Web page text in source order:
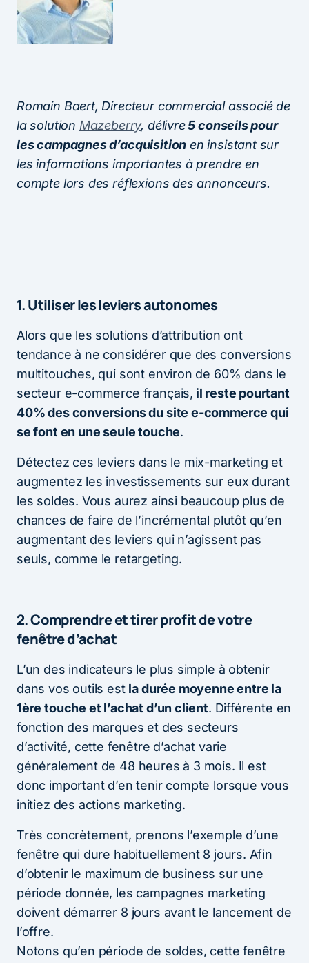
Romain Baert, Directeur commercial associé de
la solution Mazeberry, délivre5 conseils pour
les campagnes d’acquisition en insistant sur
les informations importantes à prendre en
compte lors des réflexions des annonceurs.
1. Utiliser les leviers autonomes
Alors que les solutions d’attribution ont
tendance à ne considérer que des conversions
multitouches, qui sont environ de 60% dans le
secteur e-commerce français, il reste pourtant
40% des conversions du site e-commerce qui
se font en une seule touche.
Détectez ces leviers dans le mix-marketing et
augmentez les investissements sur eux durant
les soldes. Vous aurez ainsi beaucoup plus de
chances de faire de l’incrémental plutôt qu’en
augmentant des leviers qui n’agissent pas
seuls, comme le retargeting.
2. Comprendre et tirer profit de votre
fenêtre d’achat
L’un des indicateurs le plus simple à obtenir
dans vos outils est la durée moyenne entre la
1ère touche et l’achat d’un client. Différente en
fonction des marques et des secteurs
d’activité, cette fenêtre d’achat varie
généralement de 48 heures à 3 mois. Il est
donc important d’en tenir compte lorsque vous
initiez des actions marketing.
Très concrètement, prenons l’exemple d’une
fenêtre qui dure habituellement 8 jours. Afin
d’obtenir le maximum de business sur une
période donnée, les campagnes marketing
doivent démarrer 8 jours avant le lancement de
l’offre.
Notons qu’en période de soldes, cette fenêtre